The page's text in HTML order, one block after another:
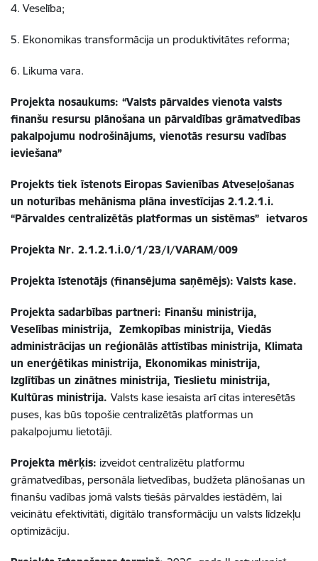
4. Veselība;
5. Ekonomikas transformācija un produktivitātes reforma;
6. Likuma vara.
Projekta nosaukums: “Valsts pārvaldes vienota valsts
finanšu resursu plānošana un pārvaldības grāmatvedības
pakalpojumu nodrošinājums, vienotās resursu vadības
ieviešana”
Projekts tiek īstenots Eiropas Savienības Atveseļošanas
un noturības mehānisma plāna investīcijas 2.1.2.1.i.
“Pārvaldes centralizētās platformas un sistēmas” ietvaros
Projekta Nr. 2.1.2.1.i.0/1/23/I/VARAM/009
Projekta īstenotājs (finansējuma saņēmējs): Valsts kase.
Projekta sadarbības partneri: Finanšu ministrija,
Veselības ministrija, Zemkopības ministrija, Viedās
administrācijas un reģionālās attīstības ministrija, Klimata
un enerģētikas ministrija, Ekonomikas ministrija,
Izglītības un zinātnes ministrija, Tieslietu ministrija,
Kultūras ministrija. Valsts kase iesaista arī citas interesētās
puses, kas būs topošie centralizētās platformas un
pakalpojumu lietotāji.
Projekta mērķis: izveidot centralizētu platformu
grāmatvedības, personāla lietvedības, budžeta plānošanas un
finanšu vadības jomā valsts tiešās pārvaldes iestādēm, lai
veicinātu efektivitāti, digitālo transformāciju un valsts līdzekļu
optimizāciju.